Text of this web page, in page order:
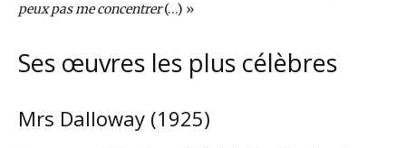
peux pas me concentrer(…) »
Ses œuvres les plus célèbres
Mrs Dalloway (1925)